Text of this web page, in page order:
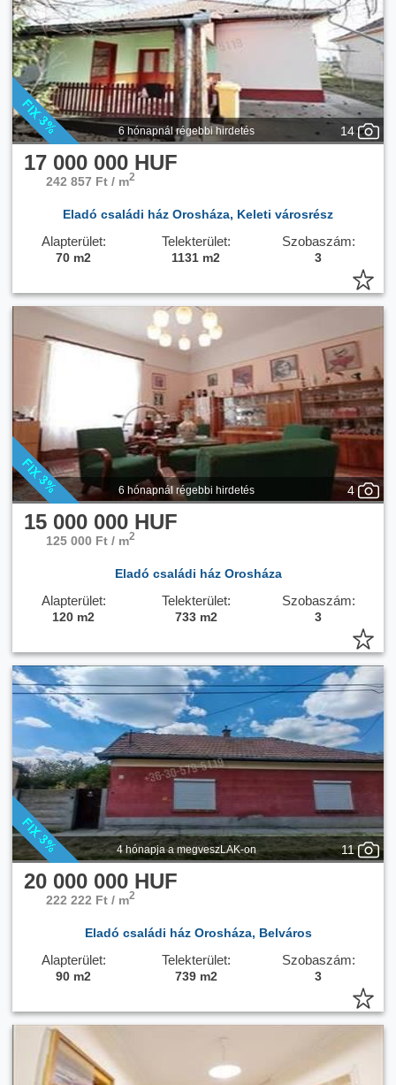
6 hónapnál régebbi hirdetés 14
17 000 000 HUF
242 857 Ft / m2
Eladó családi ház Orosháza, Keleti városrész
Alapterület: Telekterület: Szobaszám:
70 m2 1131 m2 3
6 hónapnál régebbi hirdetés 4
15 000 000 HUF
125 000 Ft / m2
Eladó családi ház Orosháza
Alapterület: Telekterület: Szobaszám:
120 m2 733 m2 3
4 hónapja a megveszLAK-on 11
20 000 000 HUF
222 222 Ft / m2
Eladó családi ház Orosháza, Belváros
Alapterület: Telekterület: Szobaszám:
90 m2 739 m2 3